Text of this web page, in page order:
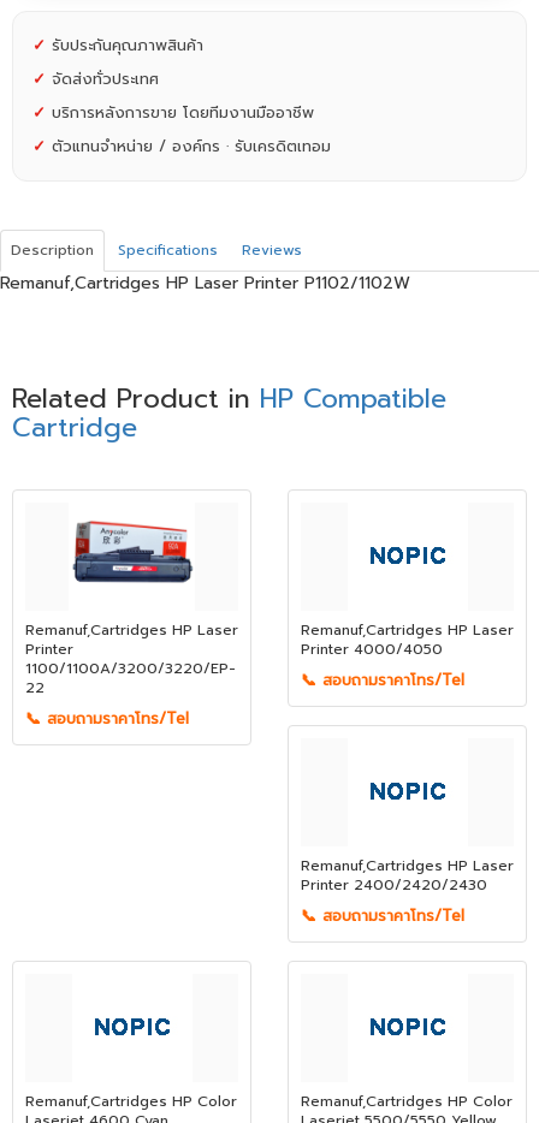
✓ รับประกันคุณภาพสินค้า
✓ จัดส่งทั่วประเทศ
✓ บริการหลังการขาย โดยทีมงานมืออาชีพ
✓ ตัวแทนจำหน่าย / องค์กร · รับเครดิตเทอม
Description Specifications Reviews
Remanuf,Cartridges HP Laser Printer P1102/1102W
Related Product in HP Compatible
Cartridge
Remanuf,Cartridges HP Laser
Printer
1100/1100A/3200/3220/EP-
22
📞 สอบถามราคาโทร/Tel
Remanuf,Cartridges HP Laser
Printer 4000/4050
📞 สอบถามราคาโทร/Tel
Remanuf,Cartridges HP Laser
Printer 2400/2420/2430
📞 สอบถามราคาโทร/Tel
Remanuf,Cartridges HP Color
Remanuf,Cartridges HP Color